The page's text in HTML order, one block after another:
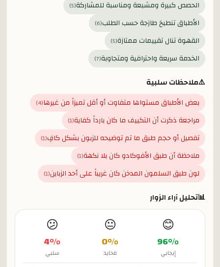
الحصص كبيرة ومشبعة ومناسبة للمشاركة(
5
)
الأطباق تنطبخ طازجة حسب الطلب(
6
)
القهوة تنال تقييمات ممتازة(
5
)
الخدمة سريعة واحترافية ومتجاوبة(
7
)
⚠️ملاحظات سلبية
بعض الأطباق مستواها متفاوت أو أقل تميزاً من غيرها(
4
)
مراجعة ذكرت أن التكييف ما كان بارداً كفاية(
1
)
تفصيل أو حجم طبق ما تم توضيحه للزبون بشكل كافٍ(
1
)
ملاحظة أن طبق الأفوكادو كان بلا نكهة(
1
)
لون طبق السلمون المدخن كان غريباً على أحد الزباين(
1
)
📊تحليل آراء الزوار
😊
96%
إيجابي
😐
0%
محايد
😕
4%
سلبي